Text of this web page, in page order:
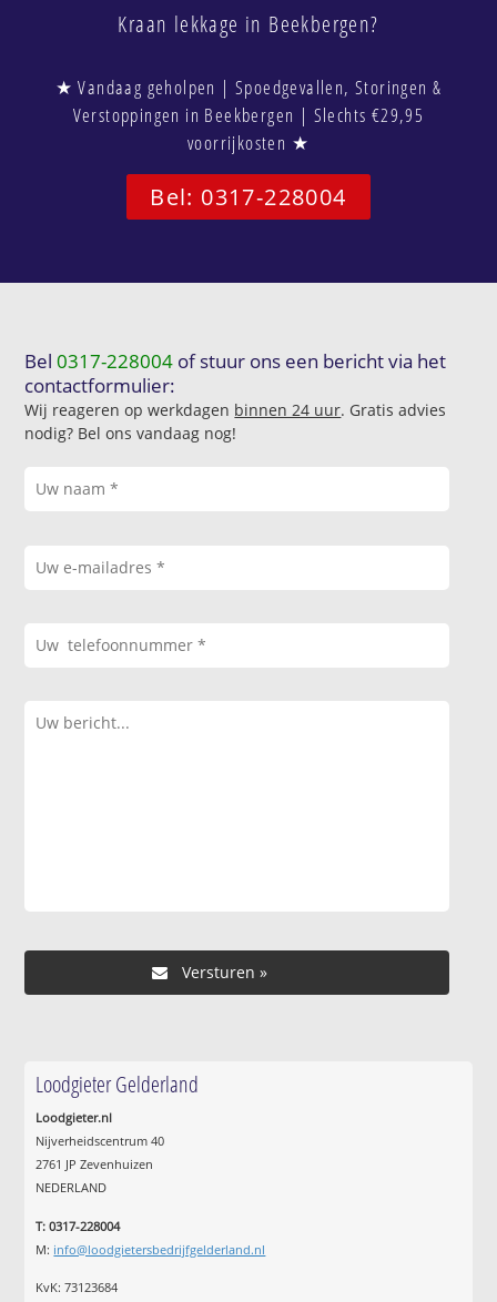
Kraan lekkage in Beekbergen?
★ Vandaag geholpen | Spoedgevallen, Storingen &
Verstoppingen in Beekbergen | Slechts €29,95
voorrijkosten ★
Bel: 0317-228004
Bel0317-228004 of stuur ons een bericht via het
contactformulier:
Wij reageren op werkdagen binnen 24 uur. Gratis advies
nodig? Bel ons vandaag nog!
Loodgieter Gelderland
Loodgieter.nl
Nijverheidscentrum 40
2761 JP Zevenhuizen
NEDERLAND
T: 0317-228004
M: info@loodgietersbedrijfgelderland.nl
KvK: 73123684